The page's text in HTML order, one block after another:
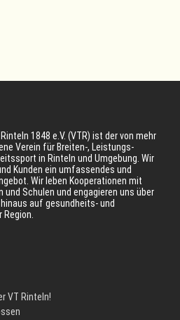
1848 e.V. (VTR) ist der von mehr
Verein für Breiten-, Leistungs-
in Rinteln und Umgebung. Wir
Kunden ein umfassendes und
Wir leben Kooperationen mit
und Schulen und engagieren uns über
auf gesundheits- und
Region.
VT Rinteln!